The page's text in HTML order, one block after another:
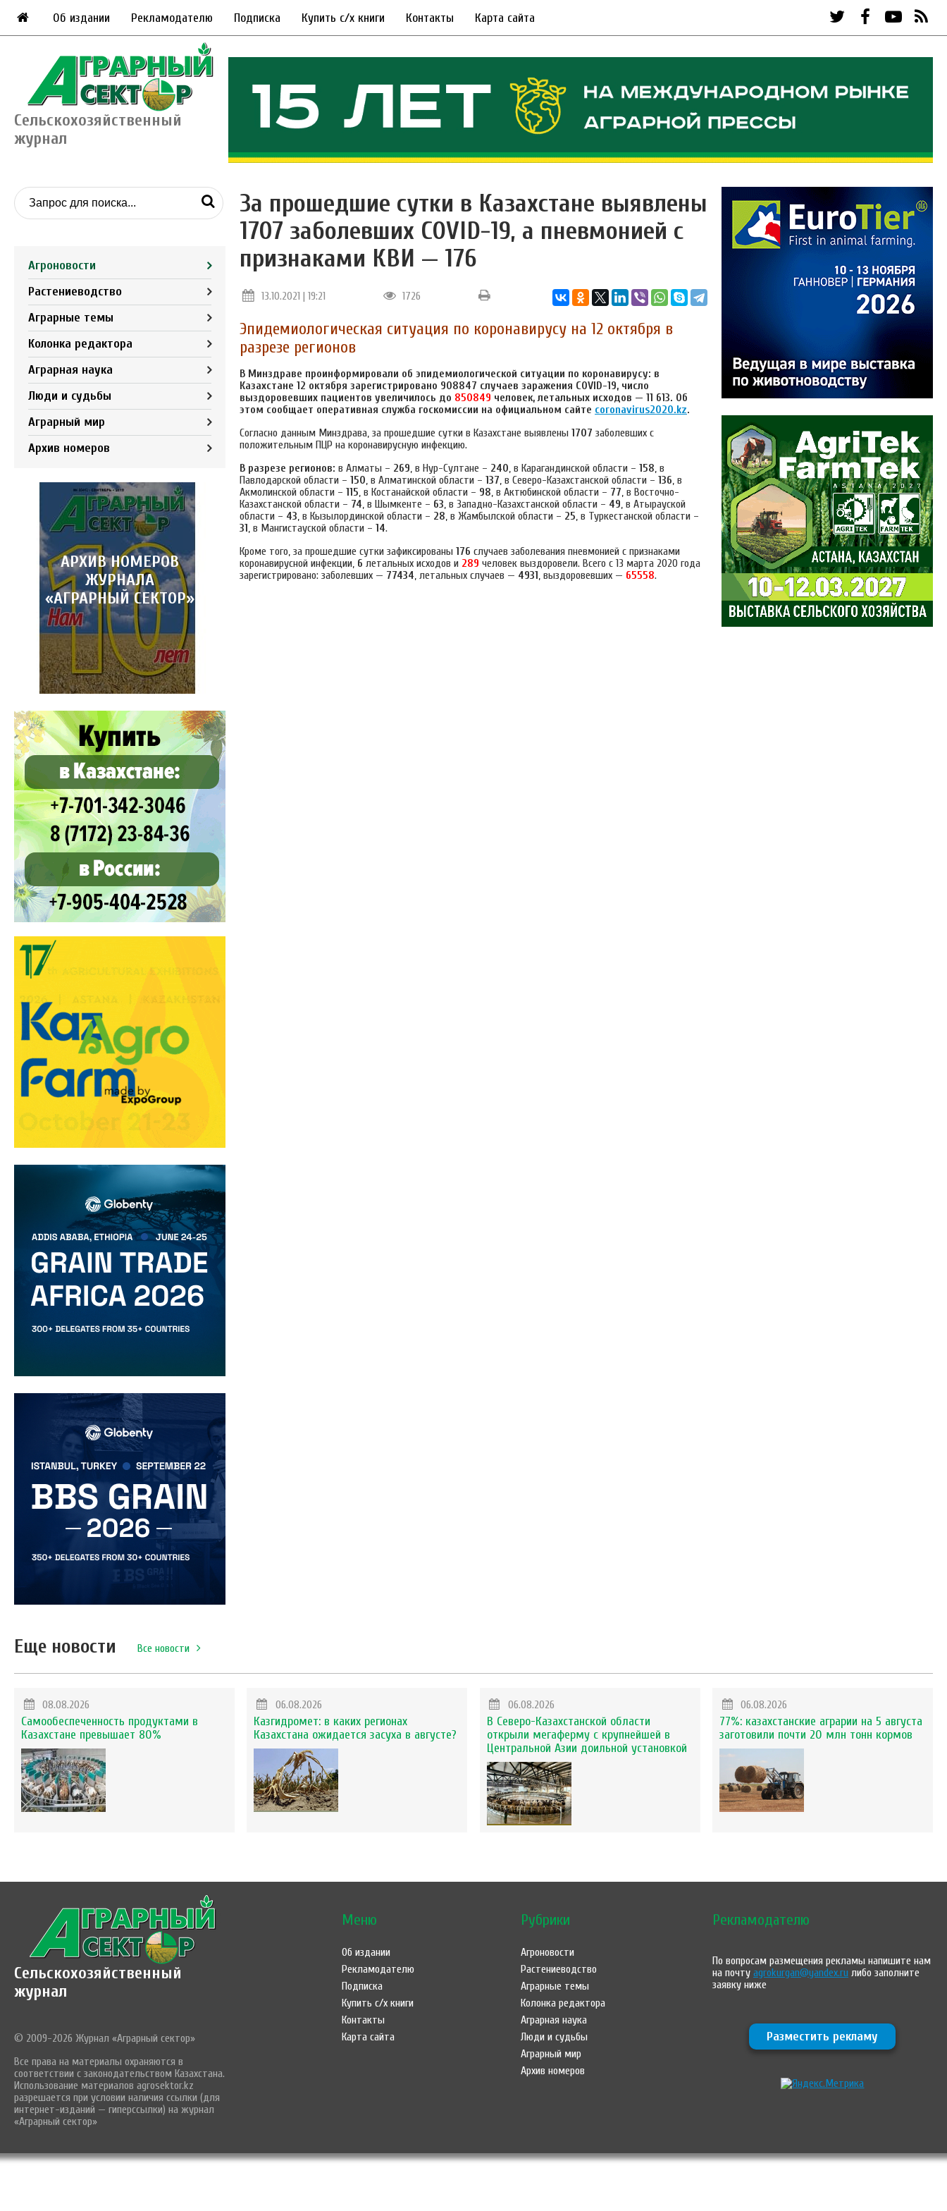
Об издании Рекламодателю Подписка Купить с/х книги Контакты Карта сайта
Сельскохозяйственный
журнал
Агроновости
Растениеводство
Аграрные темы
Колонка редактора
Аграрная наука
Люди и судьбы
Аграрный мир
Архив номеров
АРХИВ НОМЕРОВ
ЖУРНАЛА
«АГРАРНЫЙ СЕКТОР»
За прошедшие сутки в Казахстане выявлены
1707 заболевших COVID-19, а пневмонией с
признаками КВИ — 176
13.10.2021 | 19:21 1726
Эпидемиологическая ситуация по коронавирусу на 12 октября в
разрезе регионов
В Минздраве проинформировали об эпидемиологической ситуации по коронавирусу: в
Казахстане 12 октября зарегистрировано 908847 случаев заражения COVID-19, число
выздоровевших пациентов увеличилось до 850849 человек, летальных исходов — 11 613. Об
этом сообщает оперативная служба госкомиссии на официальном сайте coronavirus2020.kz.
Согласно данным Минздрава, за прошедшие сутки в Казахстане выявлены 1707 заболевших с
положительным ПЦР на коронавирусную инфекцию.
В разрезе регионов: в Алматы – 269, в Нур-Султане – 240, в Карагандинской области – 158, в
Павлодарской области – 150, в Алматинской области – 137, в Северо-Казахстанской области – 136, в
Акмолинской области – 115, в Костанайской области – 98, в Актюбинской области – 77, в Восточно-
Казахстанской области – 74, в Шымкенте – 63, в Западно-Казахстанской области – 49, в Атырауской
области – 43, в Кызылординской области – 28, в Жамбылской области – 25, в Туркестанской области –
31, в Мангистауской области – 14.
Кроме того, за прошедшие сутки зафиксированы 176 случаев заболевания пневмонией с признаками
коронавирусной инфекции, 6 летальных исходов и 289 человек выздоровели. Всего с 13 марта 2020 года
зарегистрировано: заболевших — 77434, летальных случаев — 4931, выздоровевших — 65558.
Еще новости Все новости
08.08.2026
Самообеспеченность продуктами в
Казахстане превышает 80%
06.08.2026
Казгидромет: в каких регионах
Казахстана ожидается засуха в августе?
06.08.2026
В Северо-Казахстанской области
открыли мегаферму с крупнейшей в
Центральной Азии доильной установкой
06.08.2026
77%: казахстанские аграрии на 5 августа
заготовили почти 20 млн тонн кормов
Сельскохозяйственный
журнал
© 2009-2026 Журнал «Аграрный сектор»
Все права на материалы охраняются в
соответствии с законодательством Казахстана.
Использование материалов agrosektor.kz
разрешается при условии наличия ссылки (для
интернет-изданий — гиперссылки) на журнал
«Аграрный сектор»
Меню
Об издании
Рекламодателю
Подписка
Купить с/х книги
Контакты
Карта сайта
Рубрики
Агроновости
Растениеводство
Аграрные темы
Колонка редактора
Аграрная наука
Люди и судьбы
Аграрный мир
Архив номеров
Рекламодателю
По вопросам размещения рекламы напишите нам
на почтуagrokurgan@yandex.ru либо заполните
заявку ниже
Разместить рекламу